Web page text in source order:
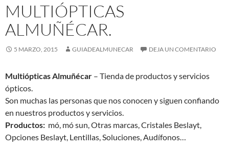
MULTIÓPTICAS
ALMUÑÉCAR.
5 MARZO, 2015 GUIADEALMUNECAR DEJA UN COMENTARIO
Multiópticas Almuñécar – Tienda de productos y servicios
ópticos.
Son muchas las personas que nos conocen y siguen confiando
en nuestros productos y servicios.
Productos: mó, mó sun, Otras marcas, Cristales Beslayt,
Opciones Beslayt, Lentillas, Soluciones, Audífonos…